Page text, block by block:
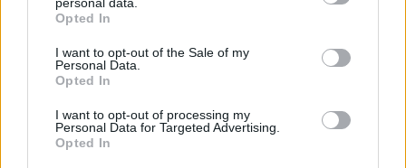
grant or deny consent to Google and its third-party tags to
use your data for below specified purposes in below Google
consent section.
Opted In
I want to opt-out of the Sale of my
Personal Data.
Opted In
I want to opt-out of processing my
Personal Data for Targeted Advertising.
Opted In
wurde zuvor mit russischen Geschäftsinteressen in
Verbindung gebracht, darunter dem Besitz der Luxusyacht
Konstantin Strukov in Verbindung stand Aufgrund dieser
Verbindungen äußerte die polnische Regierung Bedenken
hinsichtlich eines möglichen russischen Einflusses auf den
freundschaftlichen Beziehungen Ungarns zu Moskau.
Polnische Beamte haben sogar die damit verbundenen
Sicherheitsrisiken auf die Übernahme durch die Vereinigten